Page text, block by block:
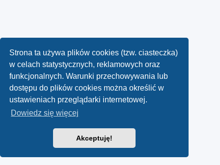
Strona ta używa plików cookies (tzw. ciasteczka)
w celach statystycznych, reklamowych oraz
funkcjonalnych. Warunki przechowywania lub
dostępu do plików cookies można określić w
ustawieniach przeglądarki internetowej.
Dowiedz się więcej
Akceptuję!